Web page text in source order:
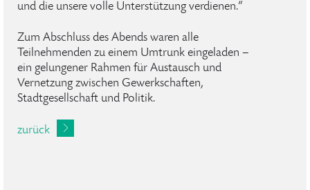
und die unsere volle Unterstützung verdienen.“
Zum Abschluss des Abends waren alle
Teilnehmenden zu einem Umtrunk eingeladen –
ein gelungener Rahmen für Austausch und
Vernetzung zwischen Gewerkschaften,
Stadtgesellschaft und Politik.
zurück